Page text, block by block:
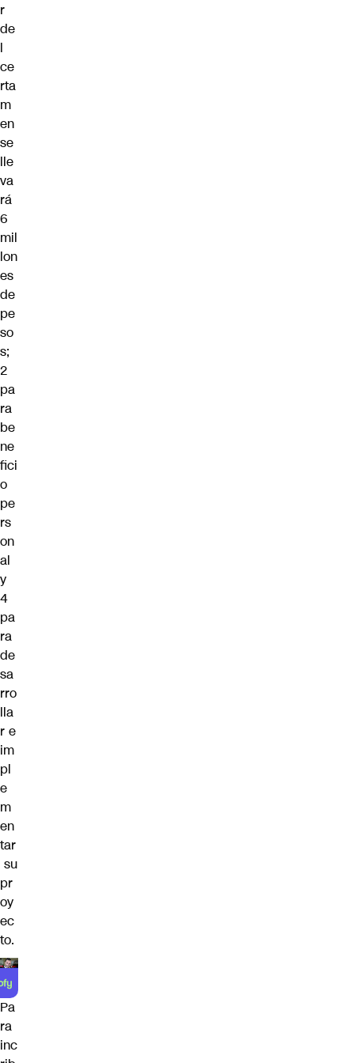
r
de
l
ce
rta
m
en
se
lle
va
rá
6
mil
lon
es
de
pe
so
s;
2
pa
ra
be
ne
fici
o
pe
rs
on
al
y
4
pa
ra
de
sa
rro
lla
r e
im
pl
e
m
en
tar
su
pr
oy
ec
to.
Pa
ra
inc